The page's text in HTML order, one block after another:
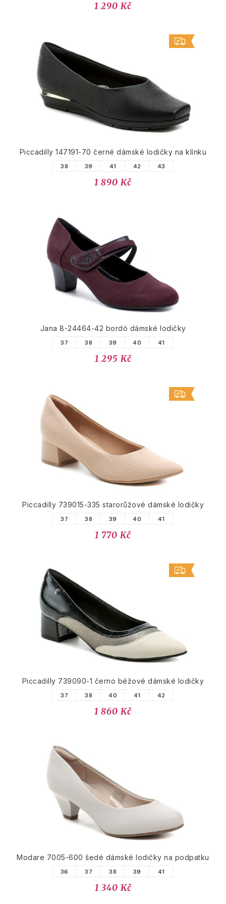
1 290 Kč
Piccadilly 147191-70 černé dámské lodičky na klínku
38 39 41 42 43
1 890 Kč
Jana 8-24464-42 bordó dámské lodičky
37 38 39 40 41
1 295 Kč
Piccadilly 739015-335 starorůžové dámské lodičky
37 38 39 40 41
1 770 Kč
Piccadilly 739090-1 černo béžové dámské lodičky
37 38 40 41 42
1 860 Kč
Modare 7005-600 šedé dámské lodičky na podpatku
36 37 38 39 41
1 340 Kč